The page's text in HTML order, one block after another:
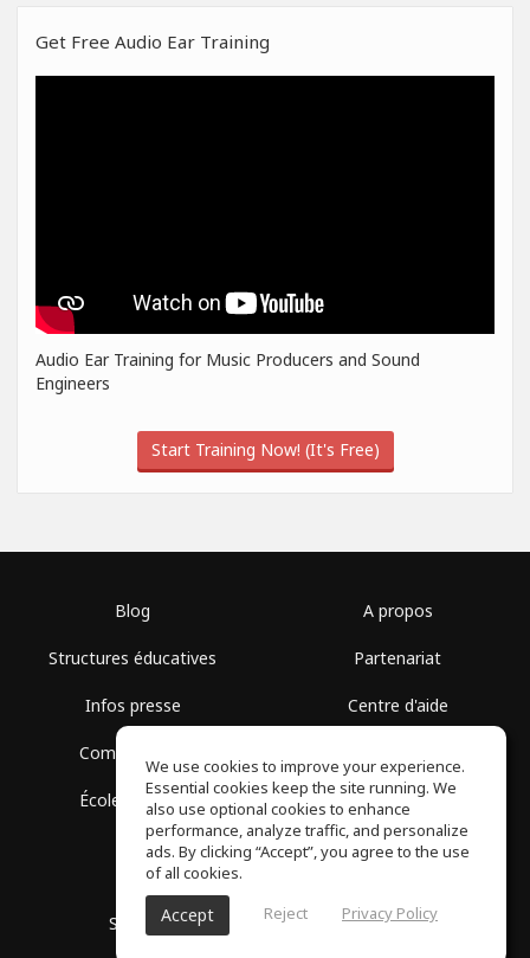
Get Free Audio Ear Training
Audio Ear Training for Music Producers and Sound
Engineers
Start Training Now! (It's Free)
Blog
Structures éducatives
Infos presse
Communauté
École gratuite
A propos
Partenariat
Centre d'aide
Politique de confidentialité
SoundGym, Tous droits réservés © 2026
We use cookies to improve your experience.
Essential cookies keep the site running. We
also use optional cookies to enhance
performance, analyze traffic, and personalize
ads. By clicking “Accept”, you agree to the use
of all cookies.
Accept Reject Privacy Policy